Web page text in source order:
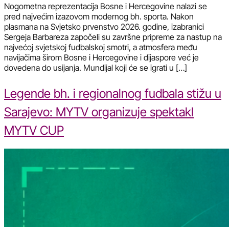
Nogometna reprezentacija Bosne i Hercegovine nalazi se
pred najvećim izazovom modernog bh. sporta. Nakon
plasmana na Svjetsko prvenstvo 2026. godine, izabranici
Sergeja Barbareza započeli su završne pripreme za nastup na
najvećoj svjetskoj fudbalskoj smotri, a atmosfera među
navijačima širom Bosne i Hercegovine i dijaspore već je
dovedena do usijanja. Mundijal koji će se igrati u […]
Legende bh. i regionalnog fudbala stižu u
Sarajevo: MYTV organizuje spektakl
MYTV CUP